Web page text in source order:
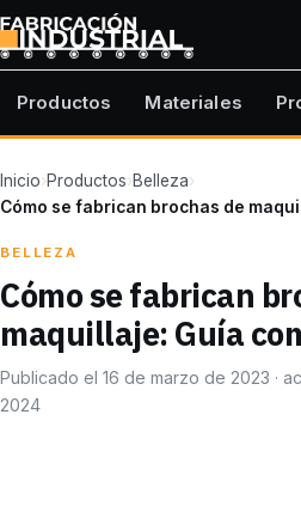
Productos Materiales
Inicio›Productos›Belleza›
Cómo se fabrican brochas de
BELLEZA
Cómo se fabrican
maquillaje: Guía
Publicado el 16 de marzo de 2023 ·
2024